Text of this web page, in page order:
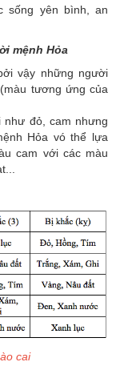
sống yên bình, an
mệnh Hỏa
vậy những người
tương ứng của
như đỏ, cam nhưng
Hỏa vó thể lựa
cam với các màu
cai